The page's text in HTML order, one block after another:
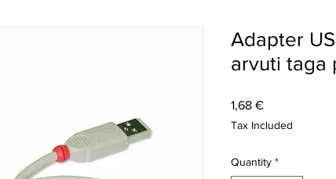
Adapter
arvuti taga
1,68 €Price
Tax Included
Quantity *